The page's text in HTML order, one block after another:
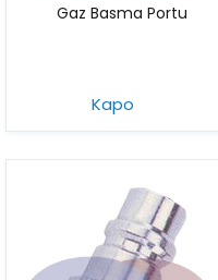
Gaz Basma Portu
Kapo